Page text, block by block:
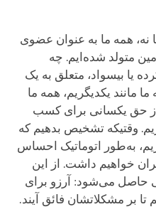
نه، همه ما به عنوان عضوی
متولد شده‌ایم. چه
یا بیسواد، متعلق به یک
مانند یکدیگریم، همه ما
از حق یکسانی برای کسب
وقتیکه تشخیص بدهیم که
به‌طور اتوماتیک احساس
خواهیم داشت. از این
حاصل می‌شود: آرزو برای
تا بر مشکلاتشان فائق آیند.